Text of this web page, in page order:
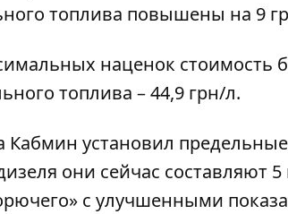
топлива повышены на 9
наценок стоимость
топлива – 44,9 грн/л.
Кабмин установил
они сейчас составляют
с улучшенными